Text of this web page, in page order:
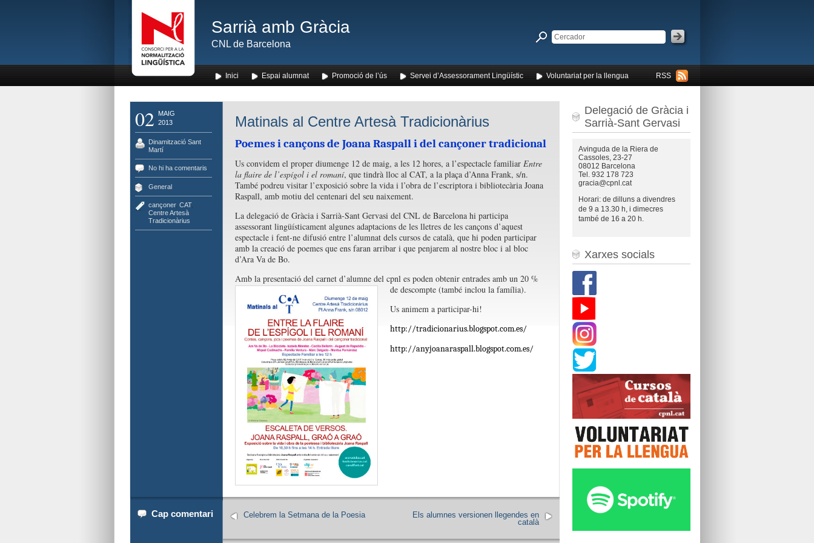
Sarrià amb Gràcia
CNL de Barcelona
RSS
Inici Espai alumnat Promoció de l’ús Servei d’Assessorament Lingüístic Voluntariat per la llengua
02
MAIG
2013
Dinamització Sant
Martí
No hi ha comentaris
General
cançoner, CAT,
Centre Artesà
Tradicionàrius
Matinals al Centre Artesà Tradicionàrius
Poemes i cançons de Joana Raspall i del cançoner tradicional
Us convidem el proper diumenge 12 de maig, a les 12 hores, a l’espectacle familiar Entre
la flaire de l’espígol i el romaní, que tindrà lloc al CAT, a la plaça d’Anna Frank, s/n.
També podreu visitar l’exposició sobre la vida i l’obra de l’escriptora i bibliotecària Joana
Raspall, amb motiu del centenari del seu naixement.
La delegació de Gràcia i Sarrià-Sant Gervasi del CNL de Barcelona hi participa
assessorant lingüísticament algunes adaptacions de les lletres de les cançons d’aquest
espectacle i fent-ne difusió entre l’alumnat dels cursos de català, que hi poden participar
amb la creació de poemes que ens faran arribar i que penjarem al nostre bloc i al bloc
d’Ara Va de Bo.
Amb la presentació del carnet d’alumne del cpnl es poden obtenir entrades amb un 20 %
de descompte (també inclou la família).
Us animem a participar-hi!
http://tradicionarius.blogspot.com.es/
http://anyjoanaraspall.blogspot.com.es/
Cap comentari
Els alumnes versionen llegendes en
català
Celebrem la Setmana de la Poesia
Delegació de Gràcia i
Sarrià-Sant Gervasi
Avinguda de la Riera de
Cassoles, 23-27
08012 Barcelona
Tel. 932 178 723
gracia@cpnl.cat
Horari: de dilluns a divendres
de 9 a 13.30 h, i dimecres
també de 16 a 20 h.
Xarxes socials